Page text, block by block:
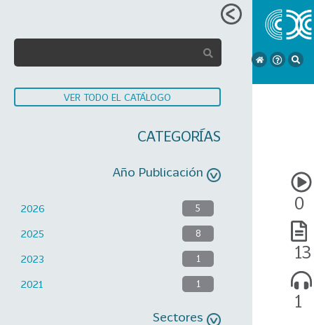
VER TODO EL CATÁLOGO
CATEGORÍAS
Año Publicación
2026 5
2025 8
2023 1
2021 1
Sectores
0
13
1